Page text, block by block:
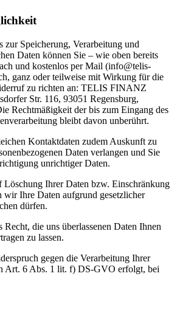
zur Speicherung, Verarbeitung und
Daten können Sie – wie oben bereits
und kostenlos per Mail (info@telis-
ganz oder teilweise mit Wirkung für die
zu richten an: TELIS FINANZ
Str. 116, 93051 Regensburg,
Rechtmäßigkeit der bis zum Eingang des
bleibt davon unberührt.
Kontaktdaten zudem Auskunft zu
Daten verlangen und Sie
unrichtiger Daten.
Löschung Ihrer Daten bzw. Einschränkung
wir Ihre Daten aufgrund gesetzlicher
dürfen.
Recht, die uns überlassenen Daten Ihnen
zu lassen.
gegen die Verarbeitung Ihrer
Art. 6 Abs. 1 lit. f) DS-GVO erfolgt, bei